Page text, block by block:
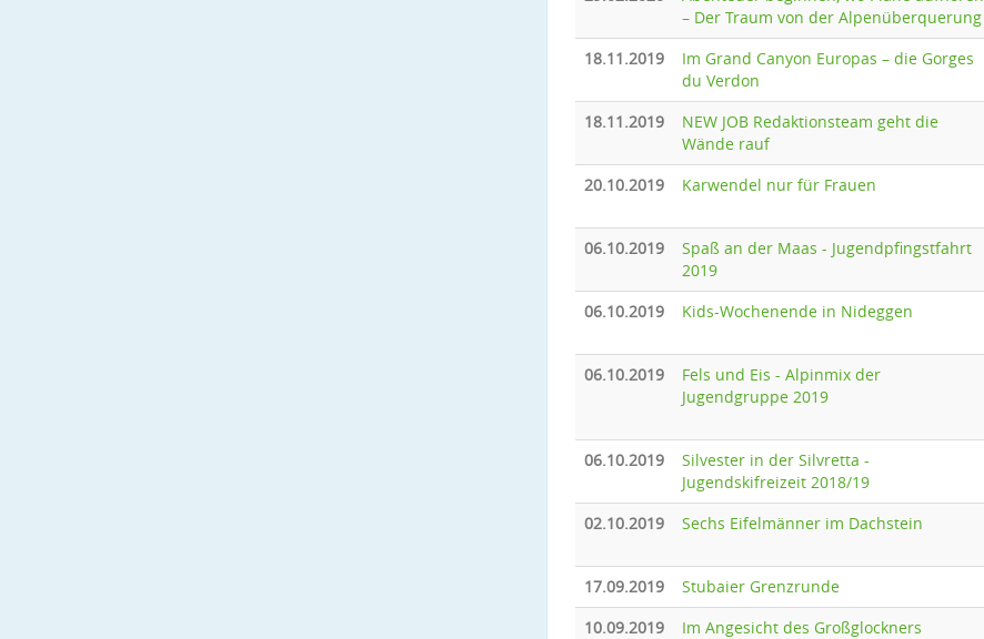
– Der Traum von der Alpenüberquerung
18.11.2019
Im Grand Canyon Europas – die Gorges
du Verdon
18.11.2019
NEW JOB Redaktionsteam geht die
Wände rauf
20.10.2019 Karwendel nur für Frauen
06.10.2019
Spaß an der Maas - Jugendpfingstfahrt
2019
06.10.2019 Kids-Wochenende in Nideggen
06.10.2019
Fels und Eis - Alpinmix der
Jugendgruppe 2019
06.10.2019
Silvester in der Silvretta -
Jugendskifreizeit 2018/19
02.10.2019 Sechs Eifelmänner im Dachstein
17.09.2019
Stubaier Grenzrunde
10.09.2019
Im Angesicht des Großglockners